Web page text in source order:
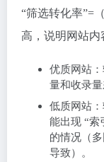
“筛选转化率”=
高，说明网站内
优质网站
量和收录量
低质网站
能出现 “索
的情况（
导致）。